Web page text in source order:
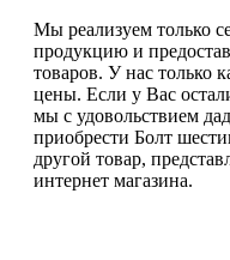
Мы реализуем только
продукцию и
товаров. У нас только
цены. Если у Вас
мы с удовольствием
приобрести Болт
другой товар,
интернет магазина.